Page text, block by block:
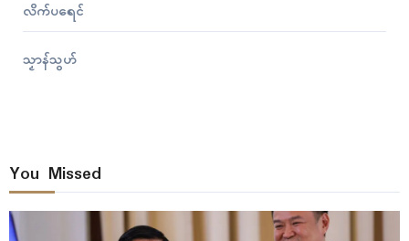
လိက်ပရေၚ်
သၟာန်သွဟ်
You Missed